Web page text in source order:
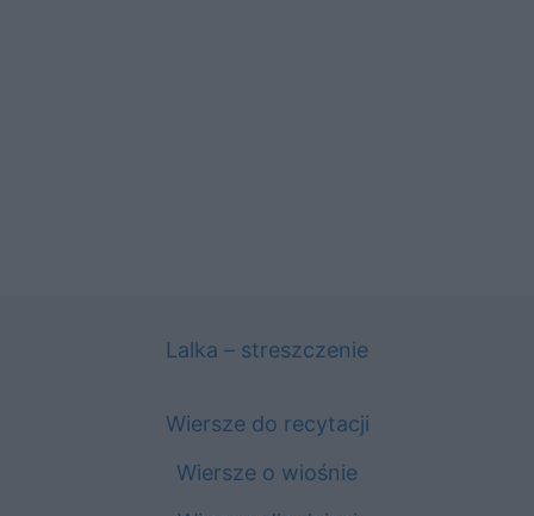
Lalka – streszczenie
Wiersze do recytacji
Wiersze o wiośnie